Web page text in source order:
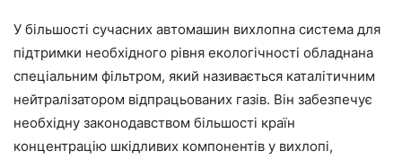
У більшості сучасних автомашин вихлопна система для
підтримки необхідного рівня екологічності обладнана
спеціальним фільтром, який називається каталітичним
нейтралізатором відпрацьованих газів. Він забезпечує
необхідну законодавством більшості країн
концентрацію шкідливих компонентів у вихлопі,